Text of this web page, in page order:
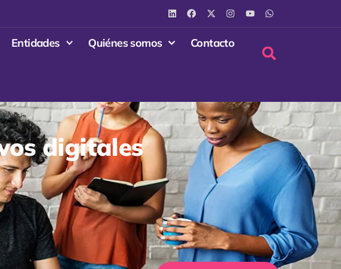
Entidades Quiénes somos Contacto
digitales